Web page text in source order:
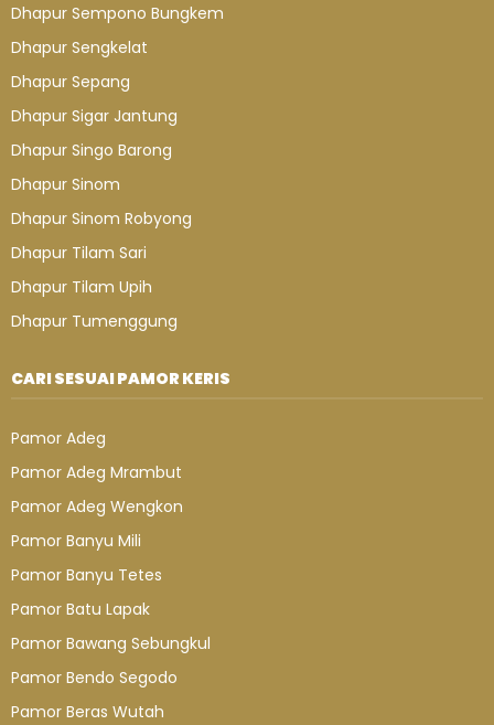
Dhapur Sempono Bungkem
Dhapur Sengkelat
Dhapur Sepang
Dhapur Sigar Jantung
Dhapur Singo Barong
Dhapur Sinom
Dhapur Sinom Robyong
Dhapur Tilam Sari
Dhapur Tilam Upih
Dhapur Tumenggung
CARI SESUAI PAMOR KERIS
Pamor Adeg
Pamor Adeg Mrambut
Pamor Adeg Wengkon
Pamor Banyu Mili
Pamor Banyu Tetes
Pamor Batu Lapak
Pamor Bawang Sebungkul
Pamor Bendo Segodo
Pamor Beras Wutah